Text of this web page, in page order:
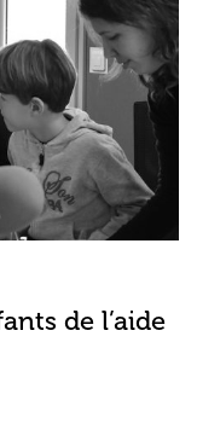
de l’aide